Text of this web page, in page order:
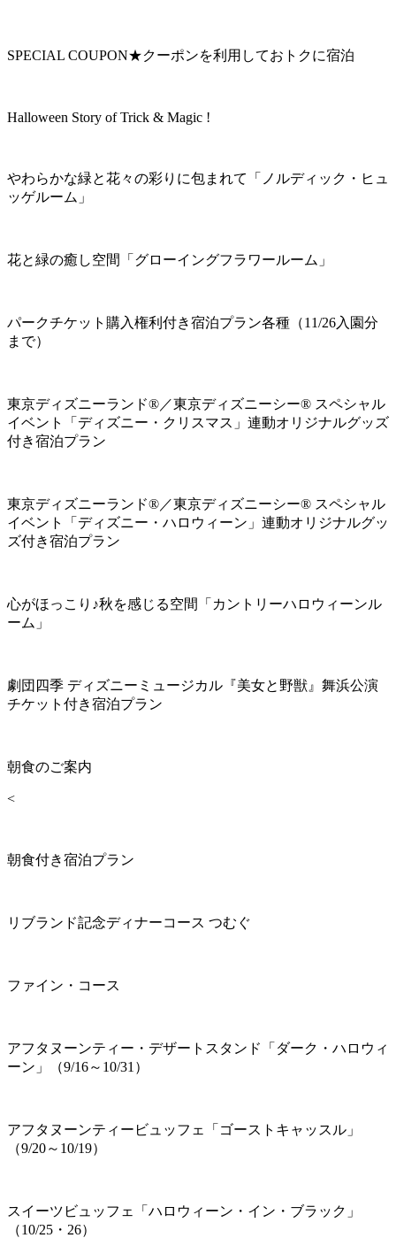
SPECIAL COUPON★クーポンを利用しておトクに宿泊
Halloween Story of Trick & Magic !
やわらかな緑と花々の彩りに包まれて「ノルディック・ヒュ
ッゲルーム」
花と緑の癒し空間「グローイングフラワールーム」
パークチケット購入権利付き宿泊プラン各種（11/26入園分
まで）
東京ディズニーランド®／東京ディズニーシー® スペシャル
イベント「ディズニー・クリスマス」連動オリジナルグッズ
付き宿泊プラン
東京ディズニーランド®／東京ディズニーシー® スペシャル
イベント「ディズニー・ハロウィーン」連動オリジナルグッ
ズ付き宿泊プラン
心がほっこり♪秋を感じる空間「カントリーハロウィーンル
ーム」
劇団四季 ディズニーミュージカル『美女と野獣』舞浜公演
チケット付き宿泊プラン
朝食のご案内
<
朝食付き宿泊プラン
リブランド記念ディナーコース つむぐ
ファイン・コース
アフタヌーンティー・デザートスタンド「ダーク・ハロウィ
ーン」（9/16～10/31）
アフタヌーンティービュッフェ「ゴーストキャッスル」
（9/20～10/19）
スイーツビュッフェ「ハロウィーン・イン・ブラック」
（10/25・26）